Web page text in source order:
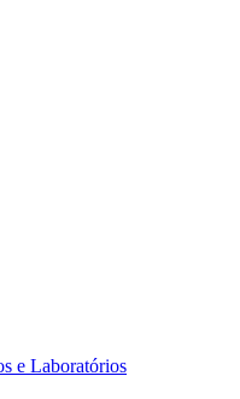
e Laboratórios